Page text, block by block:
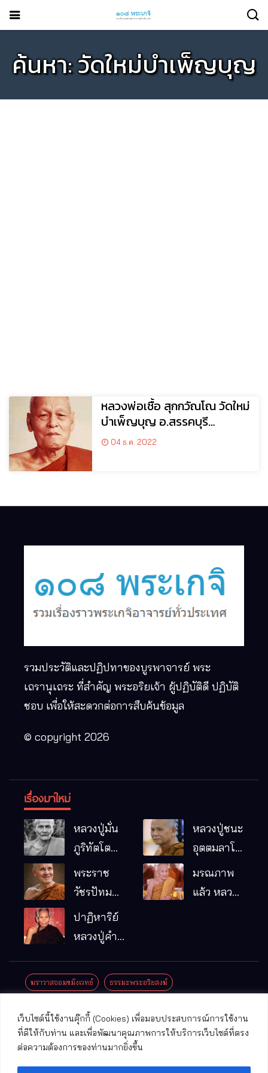
เว็บไซต์นี้ใช้งานคุ๊กกี้ (Cookies) เพื่อมอบประสบการณ์การใช้งาน
ที่ดีให้กับท่าน และเพื่อพัฒนาคุณภาพการให้บริการเว็บไซต์ที่ตรง
ต่อความต้องการของท่านมากยิ่งขึ้น
ค้นหา: วัดใหม่บำเพ็ญบุญ
หลวงพ่อเชื้อ สุกกวัณโณ วัดใหม่
บำเพ็ญบุญ อ.สรรคบุรี
จ.ชัยนาท
04 ธ.ค. 2022
รวมประวัติและปฏิปทาของบูรพาจารย์ พระ
เถรานุเถระ ที่สำคัญ พระอริยเจ้า ผู้ปฏิบัติดี ปฏิบัติ
ชอบ เพื่อให้สะดวกต่อการสืบค้นข้อมูล
© copyright 2026
เรื่องมาใหม่
หลวงปู่มั่น
ภูริทัตโต
พระอริยเจ้า
ผู้เป็นบิดา
รมฐาน
หลวงปู่ชนะ
อุตตมลาโภ
หมากอื๋อ
พระราช
วัชรปัทม
คุณ (หลวง
ปู่บัวเกตุ
แล้ว วัดป่า
อ.แม่ริม
จ.เชียงใหม่
มรณภาพ
แล้ว หลวง
ปาฏิหาริย์
หลวงปู่คำ
มณี
ฆราวาสจอมขมังเวทย์ ธรรมะพระอริยสงฆ์
ปาฏิหาริย์พระเครื่อง
พระพุทธรูปศักดิ์สิทธิ์ วัดที่สําคัญ